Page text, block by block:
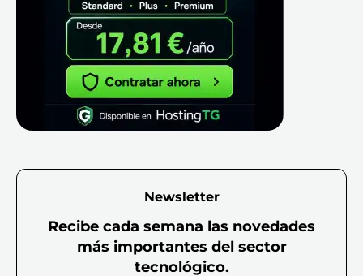
Newsletter
Recibe cada semana las novedades
más importantes del sector
tecnológico.